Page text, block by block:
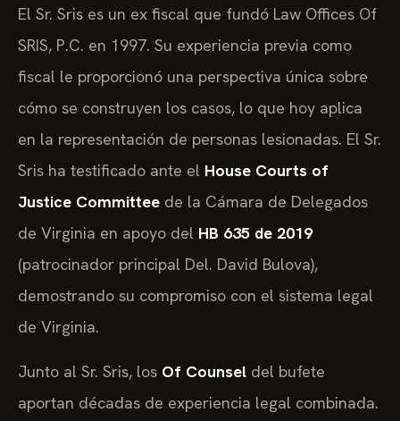
El Sr. Sris es un ex fiscal que fundó Law Offices Of
SRIS, P.C. en 1997. Su experiencia previa como
fiscal le proporcionó una perspectiva única sobre
cómo se construyen los casos, lo que hoy aplica
en la representación de personas lesionadas. El Sr.
Sris ha testificado ante el House Courts of
Justice Committee de la Cámara de Delegados
de Virginia en apoyo del HB 635 de 2019
(patrocinador principal Del. David Bulova),
demostrando su compromiso con el sistema legal
de Virginia.
Junto al Sr. Sris, los Of Counsel del bufete
aportan décadas de experiencia legal combinada.